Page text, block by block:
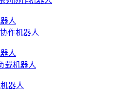
人
人
器人